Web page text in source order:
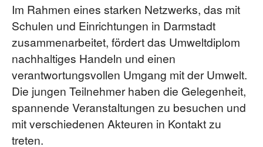
Im Rahmen eines starken Netzwerks, das mit
Schulen und Einrichtungen in Darmstadt
zusammenarbeitet, fördert das Umweltdiplom
nachhaltiges Handeln und einen
verantwortungsvollen Umgang mit der Umwelt.
Die jungen Teilnehmer haben die Gelegenheit,
spannende Veranstaltungen zu besuchen und
mit verschiedenen Akteuren in Kontakt zu
treten.